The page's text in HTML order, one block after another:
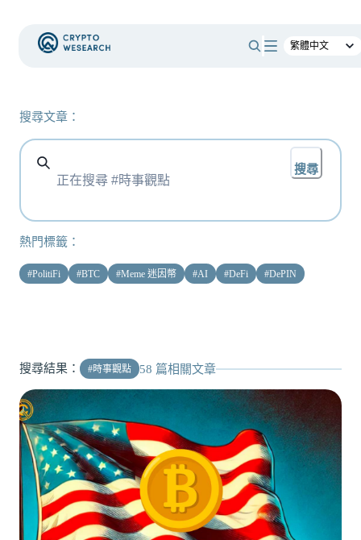
搜尋文章：
搜尋
熱門標籤：
#PolitiFi #BTC #Meme 迷因幣 #AI #DeFi #DePIN
搜尋結果： #時事觀點 58 篇相關文章